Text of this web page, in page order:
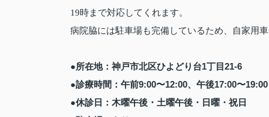
19時まで対応してくれます。
病院脇には駐車場も完備しているため、自家用
●所在地：神戸市北区ひよどり台1丁目21-6
●診療時間：午前9:00〜12:00、午後17:00〜19:00
●休診日：木曜午後・土曜午後・日曜・祝日